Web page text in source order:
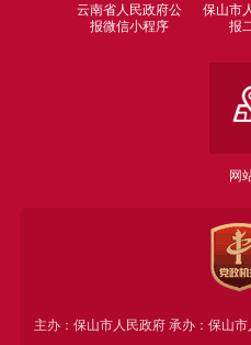
云南省人民政府公
报微信小程序
保山市
报
网
主办：保山市人民政府 承办：保山